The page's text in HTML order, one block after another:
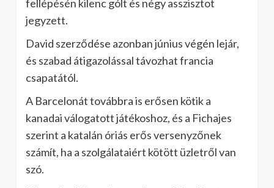
fellépésén kilenc gólt és négy asszisztot
jegyzett.
David szerződése azonban június végén lejár,
és szabad átigazolással távozhat francia
csapatától.
A Barcelonát továbbra is erősen kötik a
kanadai válogatott játékoshoz, és a Fichajes
szerint a katalán óriás erős versenyzőnek
számít, ha a szolgálataiért kötött üzletről van
szó.